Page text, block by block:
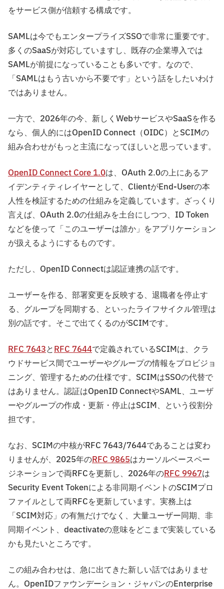
をサービス側が信頼する構成です。
SAMLは今でもエンタープライズSSOで非常に重要です。
多くのSaaSが対応していますし、既存の企業導入では
SAMLが前提になっていることも多いです。なので、
「SAMLはもう古いから不要です」という話をしたいわけ
ではありません。
一方で、2026年の今、新しくWebサービスやSaaSを作る
なら、個人的にはOpenID Connect（OIDC）とSCIMの
組み合わせがもっと主流になってほしいと思っています。
OpenID Connect Core 1.0は、OAuth 2.0の上にあるア
イデンティティレイヤーとして、ClientがEnd-Userの本
人性を検証するための仕組みを定義しています。ざっくり
言えば、OAuth 2.0の仕組みを土台にしつつ、ID Token
などを使って「このユーザーは誰か」をアプリケーション
が扱えるようにするものです。
ただし、OpenID Connectは認証連携の話です。
ユーザーを作る、部署変更を反映する、退職者を停止す
る、グループを同期する、といったライフサイクル管理は
別の話です。そこで出てくるのがSCIMです。
RFC 7643とRFC 7644で定義されているSCIMは、クラ
ウドサービス間でユーザーやグループの情報をプロビジョ
ニング、管理するための仕様です。SCIMはSSOの代替で
はありません。認証はOpenID ConnectやSAML、ユーザ
ーやグループの作成・更新・停止はSCIM、という役割分
担です。
なお、SCIMの中核がRFC 7643/7644であることは変わ
りませんが、2025年のRFC 9865はカーソルベースペー
ジネーションで両RFCを更新し、2026年のRFC 9967は
Security Event Tokenによる非同期イベントのSCIMプロ
ファイルとして両RFCを更新しています。実務上は
「SCIM対応」の有無だけでなく、大量ユーザー同期、非
同期イベント、deactivateの意味をどこまで実装している
かも見たいところです。
この組み合わせは、急に出てきた新しい話ではありませ
ん。OpenIDファウンデーション・ジャパンのEnterprise